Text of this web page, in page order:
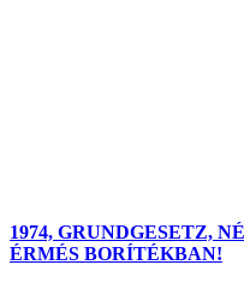
1974, GRUNDGESETZ,
ÉRMÉS BORÍTÉKBAN!